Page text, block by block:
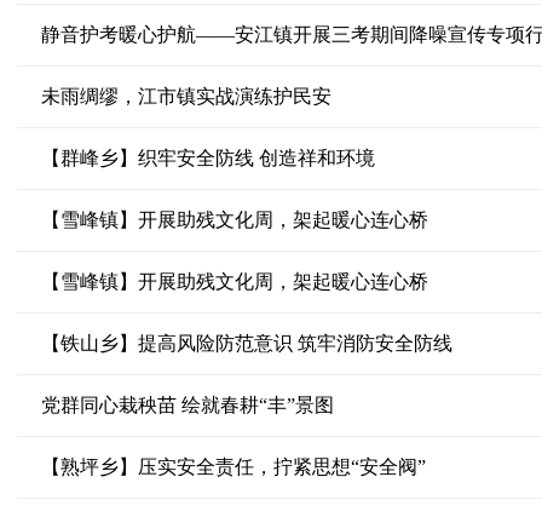
静音护考暖心护航——安江镇开展三考期间降噪宣传专项
未雨绸缪，江市镇实战演练护民安
【群峰乡】织牢安全防线 创造祥和环境
【雪峰镇】开展助残文化周，架起暖心连心桥
【雪峰镇】开展助残文化周，架起暖心连心桥
【铁山乡】提高风险防范意识 筑牢消防安全防线
党群同心栽秧苗 绘就春耕“丰”景图
【熟坪乡】压实安全责任，拧紧思想“安全阀”